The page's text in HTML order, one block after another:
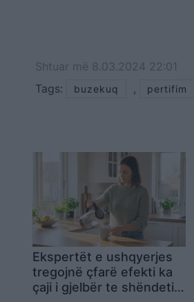
Shtuar më 8.03.2024 22:01
Tags:
buzekuq , pertifim
Ekspertët e ushqyerjes
tregojnë çfarë efekti ka
çaji i gjelbër te shëndeti i